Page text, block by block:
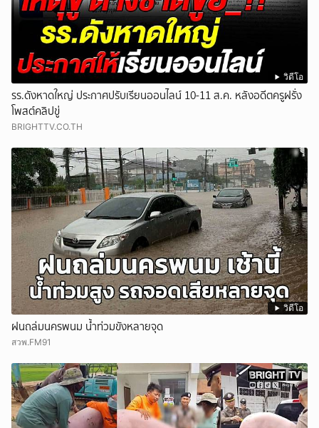
วิดีโอ
รร.ดังหาดใหญ่ ประกาศปรับเรียนออนไลน์ 10-11 ส.ค. หลังอดีตครูฝรั่ง
โพสต์คลิปขู่
BRIGHTTV.CO.TH
วิดีโอ
ฝนถล่มนครพนม น้ำท่วมขังหลายจุด
สวพ.FM91